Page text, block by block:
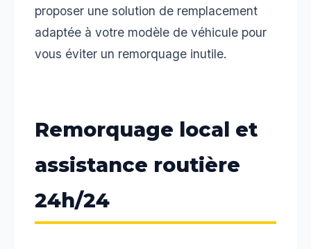
proposer une solution de remplacement
adaptée à votre modèle de véhicule pour
vous éviter un remorquage inutile.
Remorquage local et
assistance routière
24h/24